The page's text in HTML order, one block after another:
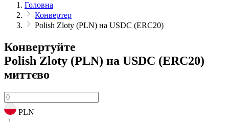
Головна
Конвертер
Polish Zloty (PLN) на USDC (ERC20)
Конвертуйте
Polish Zloty (PLN) на USDC (ERC20)
миттєво
PLN